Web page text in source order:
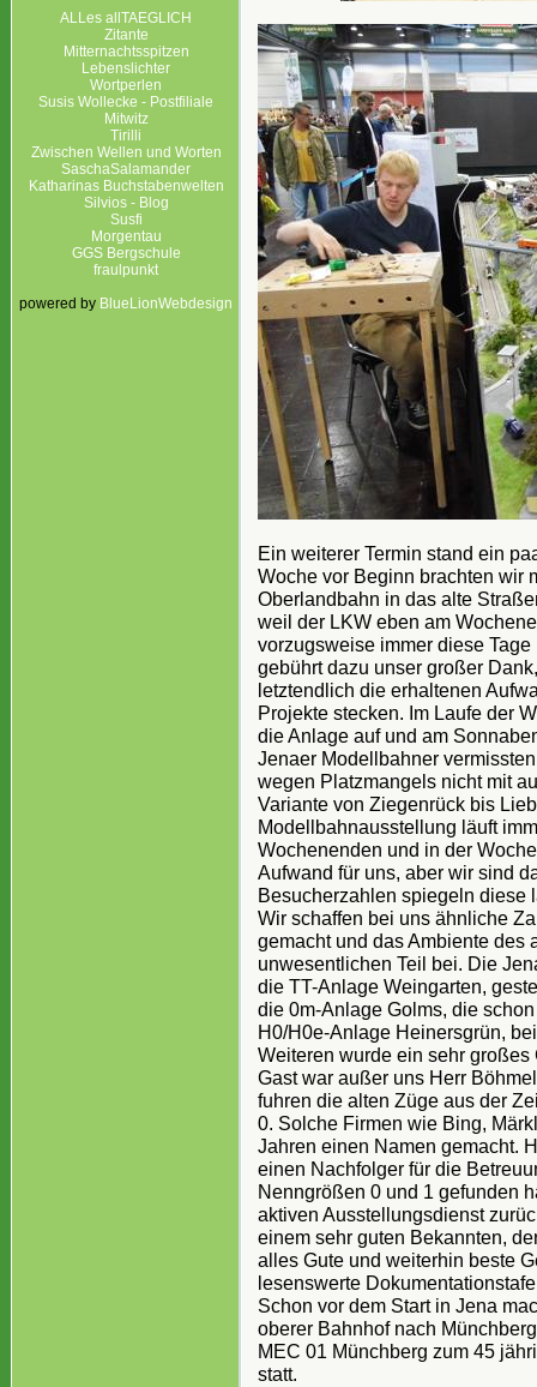
ALLes allTAEGLICH
Zitante
Mitternachtsspitzen
Lebenslichter
Wortperlen
Susis Wollecke - Postfiliale
Mitwitz
Tirilli
Zwischen Wellen und Worten
SaschaSalamander
Katharinas Buchstabenwelten
Silvios - Blog
Susfi
Morgentau
GGS Bergschule
fraulpunkt
powered by BlueLionWebdesign
Ein weiterer Termin stand ein
Woche vor Beginn brachten wir
Oberlandbahn in das alte
weil der LKW eben am
vorzugsweise immer diese
gebührt dazu unser großer
letztendlich die erhaltenen
Projekte stecken. Im Laufe der
die Anlage auf und am
Jenaer Modellbahner
wegen Platzmangels nicht mit
Variante von Ziegenrück bis
Modellbahnausstellung läuft
Wochenenden und in der
Aufwand für uns, aber wir sind
Besucherzahlen spiegeln diese
Wir schaffen bei uns ähnliche
gemacht und das Ambiente des
unwesentlichen Teil bei. Die
die TT-Anlage Weingarten,
die 0m-Anlage Golms, die
H0/H0e-Anlage Heinersgrün,
Weiteren wurde ein sehr
Gast war außer uns Herr
fuhren die alten Züge aus der
0. Solche Firmen wie Bing,
Jahren einen Namen gemacht.
einen Nachfolger für die
Nenngrößen 0 und 1 gefunden
aktiven Ausstellungsdienst
einem sehr guten Bekannten,
alles Gute und weiterhin beste
lesenswerte
Schon vor dem Start in Jena
oberer Bahnhof nach
MEC 01 Münchberg zum 45
statt.